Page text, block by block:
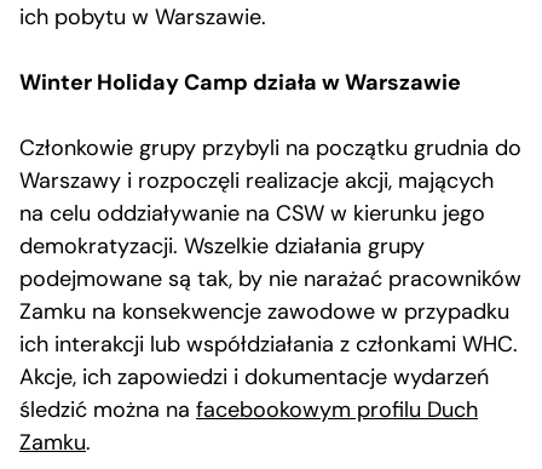
ich pobytu w Warszawie.
Winter Holiday Camp działa w Warszawie
Członkowie grupy przybyli na początku grudnia do
Warszawy i rozpoczęli realizacje akcji, mających
na celu oddziaływanie na CSW w kierunku jego
demokratyzacji. Wszelkie działania grupy
podejmowane są tak, by nie narażać pracowników
Zamku na konsekwencje zawodowe w przypadku
ich interakcji lub współdziałania z członkami WHC.
Akcje, ich zapowiedzi i dokumentacje wydarzeń
śledzić można na facebookowym profilu Duch
Zamku.